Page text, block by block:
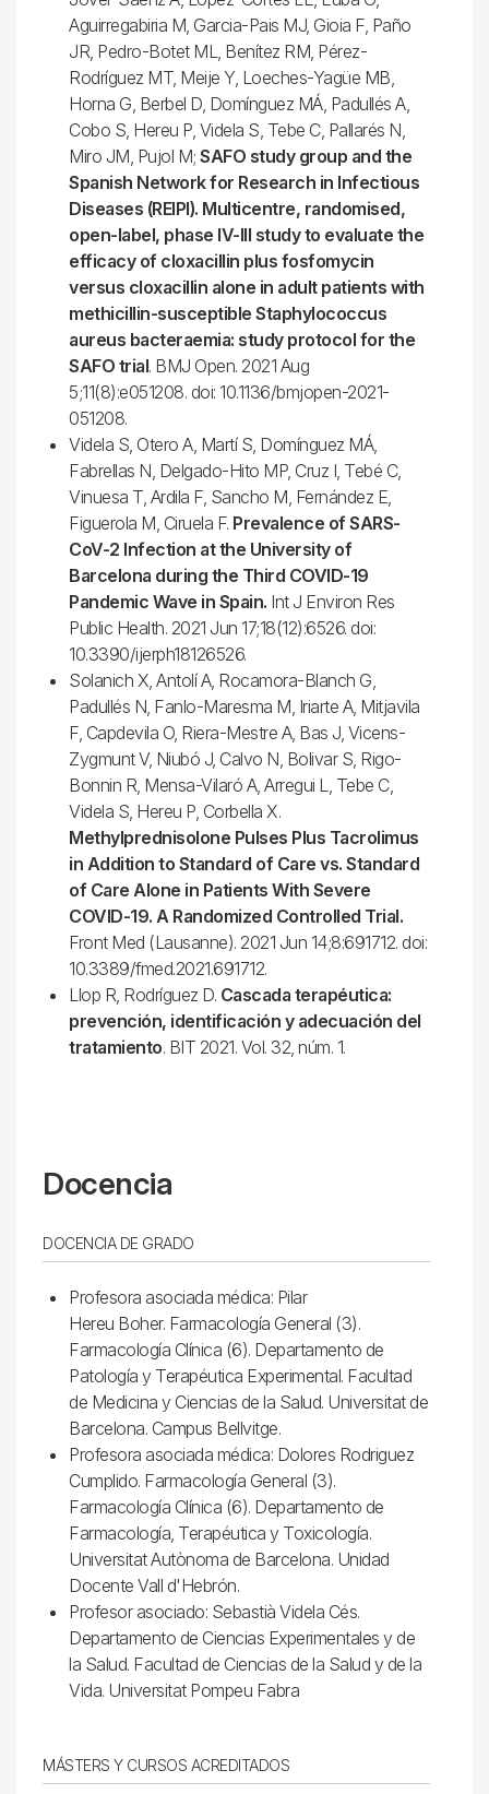
Aguirregabiria M, Garcia-Pais MJ, Gioia F, Paño
JR, Pedro-Botet ML, Benítez RM, Pérez-
Rodríguez MT, Meije Y, Loeches-Yagüe MB,
Horna G, Berbel D, Domínguez MÁ, Padullés A,
Cobo S, Hereu P, Videla S, Tebe C, Pallarés N,
Miro JM, Pujol M; SAFO study group and the
Spanish Network for Research in Infectious
Diseases (REIPI). Multicentre, randomised,
open-label, phase IV-III study to evaluate the
efficacy of cloxacillin plus fosfomycin
versus cloxacillin alone in adult patients with
methicillin-susceptible Staphylococcus
aureus bacteraemia: study protocol for the
SAFO trial. BMJ Open. 2021 Aug
5;11(8):e051208. doi: 10.1136/bmjopen-2021-
051208.
Videla S, Otero A, Martí S, Domínguez MÁ,
Fabrellas N, Delgado-Hito MP, Cruz I, Tebé C,
Vinuesa T, Ardila F, Sancho M, Fernández E,
Figuerola M, Ciruela F. Prevalence of SARS-
CoV-2 Infection at the University of
Barcelona during the Third COVID-19
Pandemic Wave in Spain. Int J Environ Res
Public Health. 2021 Jun 17;18(12):6526. doi:
10.3390/ijerph18126526.
Solanich X, Antolí A, Rocamora-Blanch G,
Padullés N, Fanlo-Maresma M, Iriarte A, Mitjavila
F, Capdevila O, Riera-Mestre A, Bas J, Vicens-
Zygmunt V, Niubó J, Calvo N, Bolivar S, Rigo-
Bonnin R, Mensa-Vilaró A, Arregui L, Tebe C,
Videla S, Hereu P, Corbella X.
Methylprednisolone Pulses Plus Tacrolimus
in Addition to Standard of Care vs. Standard
of Care Alone in Patients With Severe
COVID-19. A Randomized Controlled Trial.
Front Med (Lausanne). 2021 Jun 14;8:691712. doi:
10.3389/fmed.2021.691712.
Llop R, Rodríguez D. Cascada terapéutica:
prevención, identificación y adecuación del
tratamiento. BIT 2021. Vol. 32, núm. 1.
Docencia
DOCENCIA DE GRADO
Profesora asociada médica: Pilar
Hereu Boher. Farmacología General (3).
Farmacología Clínica (6). Departamento de
Patología y Terapéutica Experimental. Facultad
de Medicina y Ciencias de la Salud. Universitat de
Barcelona. Campus Bellvitge.
Profesora asociada médica: Dolores Rodriguez
Cumplido. Farmacología General (3).
Farmacología Clínica (6). Departamento de
Farmacología, Terapéutica y Toxicología.
Universitat Autònoma de Barcelona. Unidad
Docente Vall d'Hebrón.
Profesor asociado: Sebastià Videla Cés.
Departamento de Ciencias Experimentales y de
la Salud. Facultad de Ciencias de la Salud y de la
Vida. Universitat Pompeu Fabra
MÁSTERS Y CURSOS ACREDITADOS